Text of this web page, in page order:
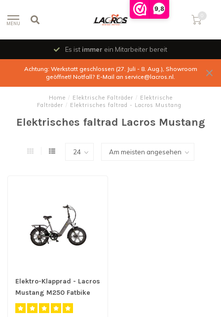
9,8
MENU
0
Es ist immer ein Mitarbeiter bereit
Achtung: Werkstatt geschlossen (27. Juli - 8. Aug.), Showroom
geöffnet! Notfall? E-Mail an service@lacros.nl.
Home / Elektrische Falträder / Elektrische
Falträder / Elektrisches faltrad - Lacros Mustang
Elektrisches faltrad Lacros Mustang
Elektro-Klapprad - Lacros
Mustang M250 Fatbike